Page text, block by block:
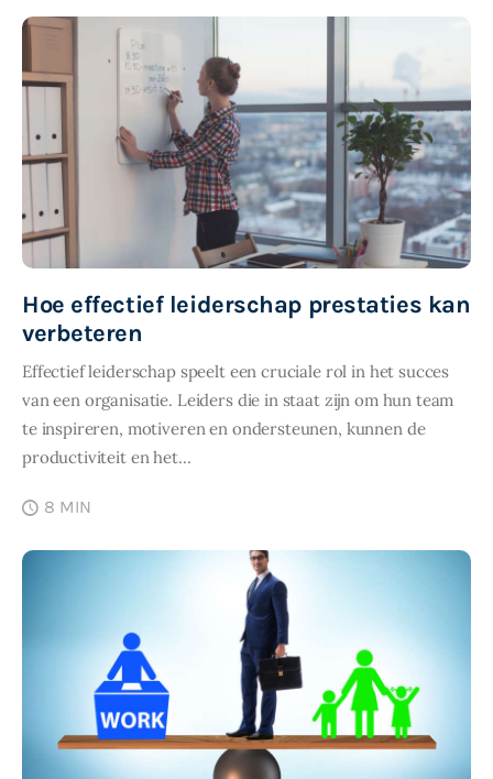
Hoe effectief leiderschap prestaties kan
verbeteren
Effectief leiderschap speelt een cruciale rol in het succes
van een organisatie. Leiders die in staat zijn om hun team
te inspireren, motiveren en ondersteunen, kunnen de
productiviteit en het…
8 MIN